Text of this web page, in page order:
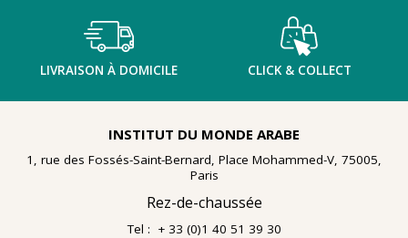
LIVRAISON À DOMICILE CLICK & COLLECT
INSTITUT DU MONDE ARABE
1, rue des Fossés-Saint-Bernard, Place Mohammed-V, 75005,
Paris
Rez-de-chaussée
Tel : + 33 (0)1 40 51 39 30